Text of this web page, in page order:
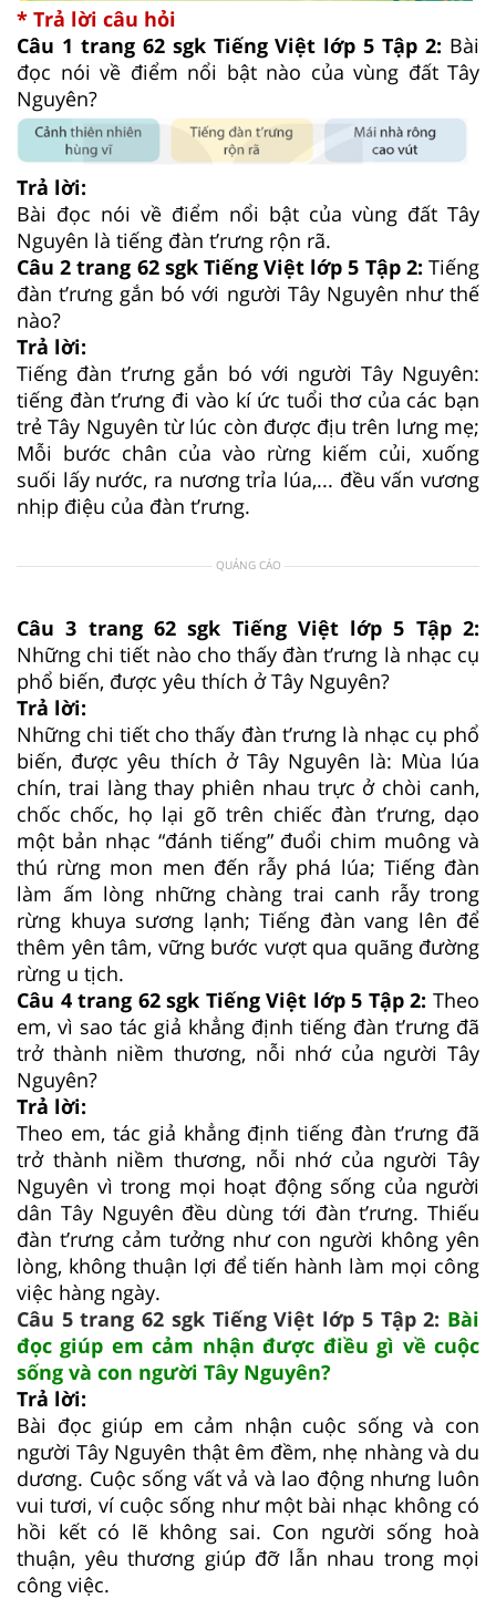
* Trả lời câu hỏi
Câu 1 trang 62 sgk Tiếng Việt lớp 5 Tập 2: Bài
đọc nói về điểm nổi bật nào của vùng đất Tây
Nguyên?
Trả lời:
Bài đọc nói về điểm nổi bật của vùng đất Tây
Nguyên là tiếng đàn t’rưng rộn rã.
Câu 2 trang 62 sgk Tiếng Việt lớp 5 Tập 2: Tiếng
đàn t’rưng gắn bó với người Tây Nguyên như thế
nào?
Trả lời:
Tiếng đàn t’rưng gắn bó với người Tây Nguyên:
tiếng đàn t’rưng đi vào kí ức tuổi thơ của các bạn
trẻ Tây Nguyên từ lúc còn được địu trên lưng mẹ;
Mỗi bước chân của vào rừng kiếm củi, xuống
suối lấy nước, ra nương trỉa lúa,... đều vấn vương
nhịp điệu của đàn t’rưng.
QUẢNG CÁO
Câu 3 trang 62 sgk Tiếng Việt lớp 5 Tập 2:
Những chi tiết nào cho thấy đàn t’rưng là nhạc cụ
phổ biến, được yêu thích ở Tây Nguyên?
Trả lời:
Những chi tiết cho thấy đàn t’rưng là nhạc cụ phổ
biến, được yêu thích ở Tây Nguyên là: Mùa lúa
chín, trai làng thay phiên nhau trực ở chòi canh,
chốc chốc, họ lại gõ trên chiếc đàn t’rưng, dạo
một bản nhạc “đánh tiếng” đuổi chim muông và
thú rừng mon men đến rẫy phá lúa; Tiếng đàn
làm ấm lòng những chàng trai canh rẫy trong
rừng khuya sương lạnh; Tiếng đàn vang lên để
thêm yên tâm, vững bước vượt qua quãng đường
rừng u tịch.
Câu 4 trang 62 sgk Tiếng Việt lớp 5 Tập 2: Theo
em, vì sao tác giả khẳng định tiếng đàn t’rưng đã
trở thành niềm thương, nỗi nhớ của người Tây
Nguyên?
Trả lời:
Theo em, tác giả khẳng định tiếng đàn t’rưng đã
trở thành niềm thương, nỗi nhớ của người Tây
Nguyên vì trong mọi hoạt động sống của người
dân Tây Nguyên đều dùng tới đàn t’rưng. Thiếu
đàn t’rưng cảm tưởng như con người không yên
lòng, không thuận lợi để tiến hành làm mọi công
việc hàng ngày.
Câu 5 trang 62 sgk Tiếng Việt lớp 5 Tập 2: Bài
đọc giúp em cảm nhận được điều gì về cuộc
sống và con người Tây Nguyên?
Trả lời:
Bài đọc giúp em cảm nhận cuộc sống và con
người Tây Nguyên thật êm đềm, nhẹ nhàng và du
dương. Cuộc sống vất vả và lao động nhưng luôn
vui tươi, ví cuộc sống như một bài nhạc không có
hồi kết có lẽ không sai. Con người sống hoà
thuận, yêu thương giúp đỡ lẫn nhau trong mọi
công việc.